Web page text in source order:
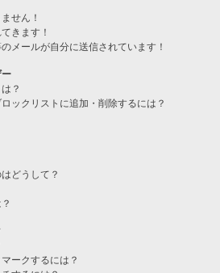
せん！
きます！
メールが自分に送信されています！
？
ックリストに追加・削除するには？
どうして？
ークするには？